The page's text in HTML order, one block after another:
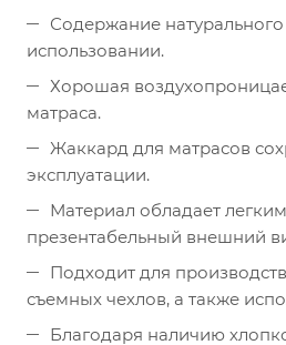
Содержание
использовании.
Хорошая
матраса.
Жаккард для матрасов
эксплуатации.
Материал обладает
презентабельный внешний
Подходит для
съемных чехлов, а также
Благодаря наличию